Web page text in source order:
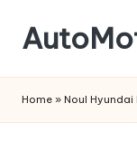
Skip
content
masini
Home » Noul Hyundai